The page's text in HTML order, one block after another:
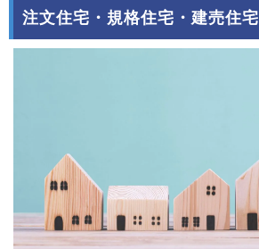
注文住宅・規格住宅・建売住宅